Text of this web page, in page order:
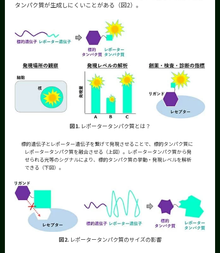
タンパク質が生成しにくいことがある（図2）。
図1.レポータータンパク質とは？
標的遺伝子とレポーター遺伝子を繋げて発現させることで、標的タンパク質に
レポータータンパク質を融合させる（上図）。レポータータンパク質から発
せられる光等のシグナルにより、標的タンパク質の挙動・発現レベルを解析
できる（下図）。
図2.レポータータンパク質のサイズの影響